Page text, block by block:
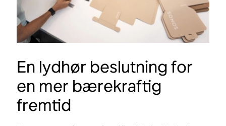
Nattlyd
HDMI® eARC
Apple AirPlay 2 Berøringskontroller
En lydhør beslutning for
en mer bærekraftig
fremtid